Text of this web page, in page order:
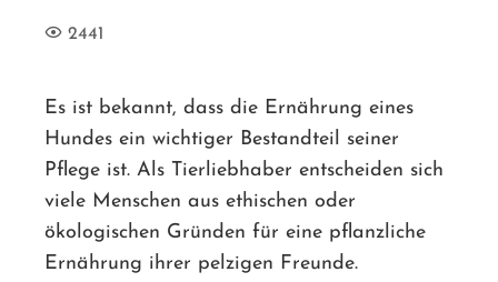
2441
Es ist bekannt, dass die Ernährung eines
Hundes ein wichtiger Bestandteil seiner
Pflege ist. Als Tierliebhaber entscheiden sich
viele Menschen aus ethischen oder
ökologischen Gründen für eine pflanzliche
Ernährung ihrer pelzigen Freunde.